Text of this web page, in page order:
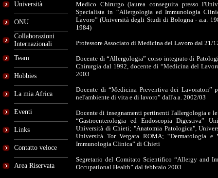
Università
ONU
Collaborazioni
Internazionali
Team
Hobbies
La mia Africa
Eventi
Links
Contatto veloce
Area Riservata
Medico Chirurgo (laurea conseguita presso
Specialista in “Allergologia ed Immunologia
Lavoro” (Università degli Studi di Bologna - a.a.
1984)
Professore Associato di Medicina del Lavoro dal 21/
Docente di “Allergologia” corso integrato di
Chirurgia dal 1992, docente di “Medicina del
2003
Docente di “Medicina Preventiva dei Lavoratori”
nel'ambiente di vita e di lavoro” dall'a.a. 2002/03
Docente di insegnamenti pertinenti l'allergologia e
“Gastroenterologia ed Endoscopia Digestiva”
Università di Chieti; "Anatomia Patologica",
Università Tor Vergata ROMA; “Dermatologia
Immunologia Clinica” di Chieti
Segretario del Comitato Scientifico “Allergy and
Occupational Health” dal febbraio 2003